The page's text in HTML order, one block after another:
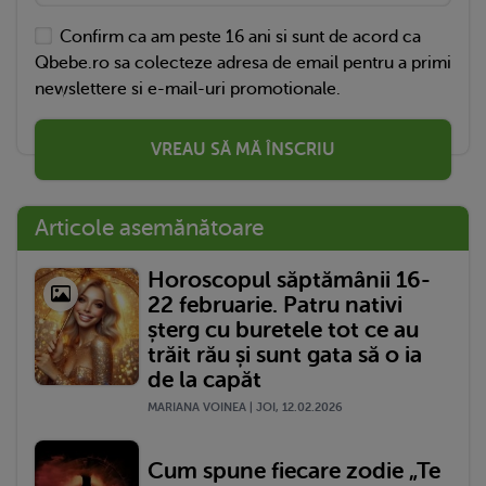
Confirm ca am peste 16 ani si sunt de acord ca
Qbebe.ro sa colecteze adresa de email pentru a primi
newslettere si e-mail-uri promotionale.
VREAU SĂ MĂ ÎNSCRIU
Articole asemănătoare
Horoscopul săptămânii 16-
22 februarie. Patru nativi
șterg cu buretele tot ce au
trăit rău și sunt gata să o ia
de la capăt
MARIANA VOINEA | JOI, 12.02.2026
Cum spune fiecare zodie „Te